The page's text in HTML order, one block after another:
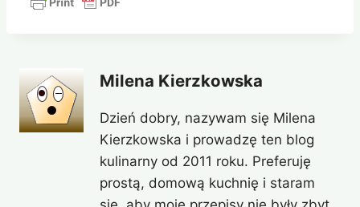
Milena Kierzkowska
Dzień dobry, nazywam się Milena
Kierzkowska i prowadzę ten blog
kulinarny od 2011 roku. Preferuję
prostą, domową kuchnię i staram